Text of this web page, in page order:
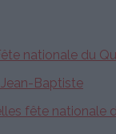
nationale du
Baptiste
fête nationale